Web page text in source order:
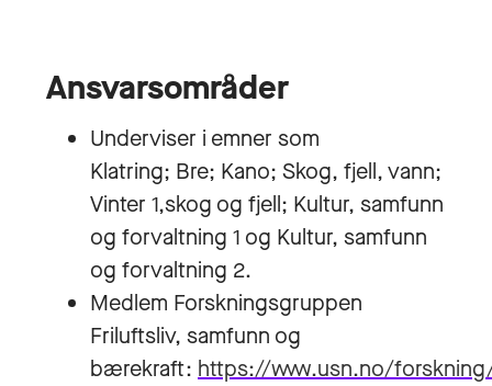
Ansvarsområder
Underviser i emner som
Klatring; Bre; Kano; Skog, fjell, vann;
Vinter 1,skog og fjell; Kultur, samfunn
og forvaltning 1 og Kultur, samfunn
og forvaltning 2.
Medlem Forskningsgruppen
Friluftsliv, samfunn og
bærekraft: https://www.usn.no/